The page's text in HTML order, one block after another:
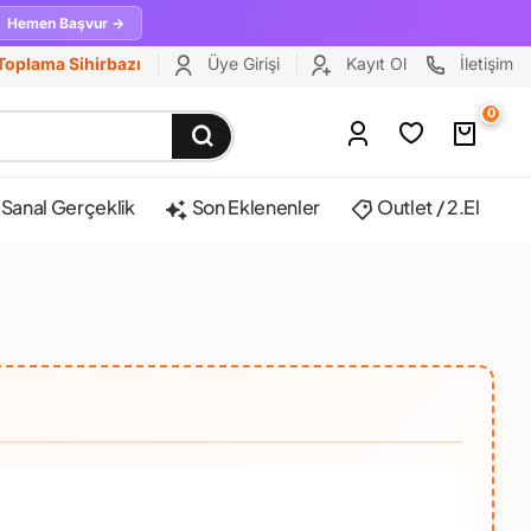
Hemen Başvur →
Sihirbazı Üye Girişi Kayıt Ol İletişim
0
Sanal Gerçeklik Son Eklenenler Outlet / 2.El